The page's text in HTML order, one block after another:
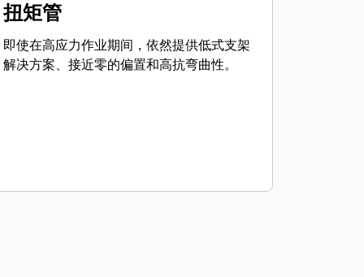
扭矩管
即使在高应力作业期间，依然提供低式支架
解决方案、接近零的偏置和高抗弯曲性。